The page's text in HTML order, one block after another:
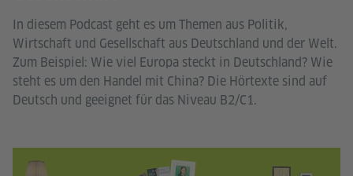
In diesem Podcast geht es um Themen aus Politik,
Wirtschaft und Gesellschaft aus Deutschland und der Welt.
Zum Beispiel: Wie viel Europa steckt in Deutschland? Wie
steht es um den Handel mit China? Die Hörtexte sind auf
Deutsch und geeignet für das Niveau B2/C1.